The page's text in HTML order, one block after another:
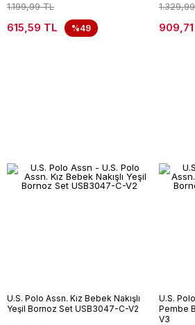
1.199,99 TL
615,59 TL %49
U.S. Polo Assn. Kız Bebek Nakışlı
Yeşil Bornoz Set USB3047-C-V2
U.S.
Pembe
V3